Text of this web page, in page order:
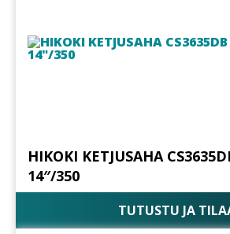
HIKOKI KETJUSAHA
14″/350
TUTUSTU JA